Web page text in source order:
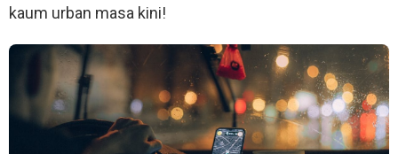
kaum urban masa kini!